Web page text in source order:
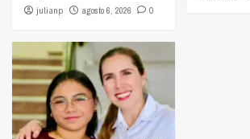
julianp agosto 6, 2026 0